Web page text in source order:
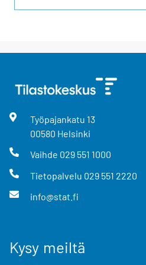
Työpajankatu 13
00580 Helsinki
Vaihde 029 551 1000
Tietopalvelu 029 551 2220
info@stat.fi
Kysy meiltä